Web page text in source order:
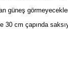
güneş
30 cm çapında